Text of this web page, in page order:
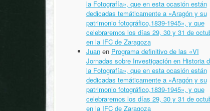
la Fotografía», que en esta ocasión están
dedicadas temáticamente a «Aragón y su
patrimonio fotográfico,1839-1945», y que
celebraremos los días 29, 30 y 31 de
en la IFC de Zaragoza
Juanen Programa definitivo de las «VI
Jornadas sobre Investigación en Historia
la Fotografía», que en esta ocasión están
dedicadas temáticamente a «Aragón y su
patrimonio fotográfico,1839-1945», y que
celebraremos los días 29, 30 y 31 de
en la IFC de Zaragoza